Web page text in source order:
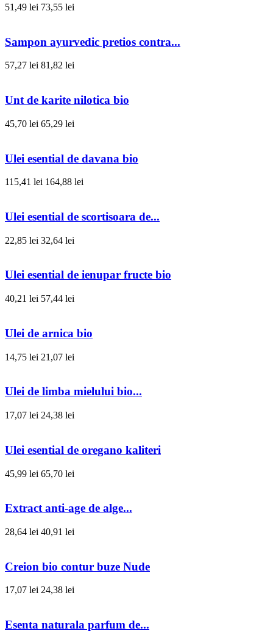
51,49 lei 73,55 lei
Sampon ayurvedic pretios contra...
57,27 lei 81,82 lei
Unt de karite nilotica bio
45,70 lei 65,29 lei
Ulei esential de davana bio
115,41 lei 164,88 lei
Ulei esential de scortisoara de...
22,85 lei 32,64 lei
Ulei esential de ienupar fructe bio
40,21 lei 57,44 lei
Ulei de arnica bio
14,75 lei 21,07 lei
Ulei de limba mielului bio...
17,07 lei 24,38 lei
Ulei esential de oregano kaliteri
45,99 lei 65,70 lei
Extract anti-age de alge...
28,64 lei 40,91 lei
Creion bio contur buze Nude
17,07 lei 24,38 lei
Esenta naturala parfum de...